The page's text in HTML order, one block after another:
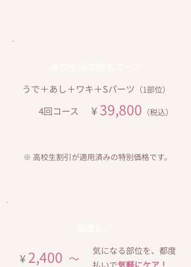
うで＋あし＋ワキ＋Sパーツ （1部位）
4​回コース ¥39,800 （税込）
※ 高校生割引が適用済みの特別価格です。
¥2,400 ～
気になる部位を、都度
払いで気軽にケア！